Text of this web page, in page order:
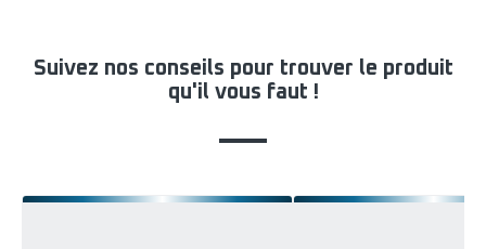
Suivez nos conseils pour trouver le produit
qu'il vous faut !